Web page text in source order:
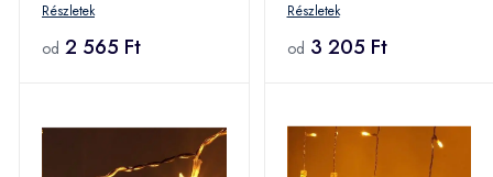
fénydekoráció (240-
01) (240-01)
Részletek
od 2 565 Ft
es/USB-s
fénydekoráció (273-
Részletek
od 3 205 Ft